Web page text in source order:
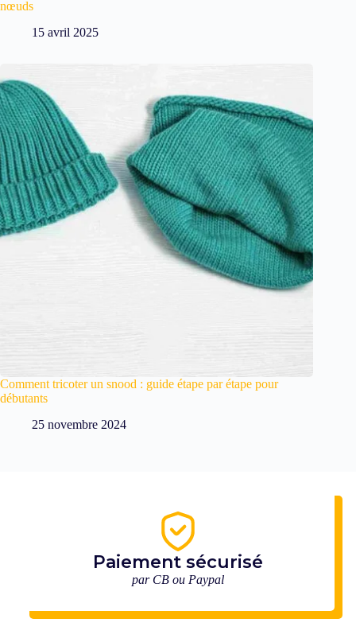
nœuds
15 avril 2025
Comment tricoter un snood : guide étape par étape pour
débutants
25 novembre 2024
Paiement sécurisé
par CB ou Paypal